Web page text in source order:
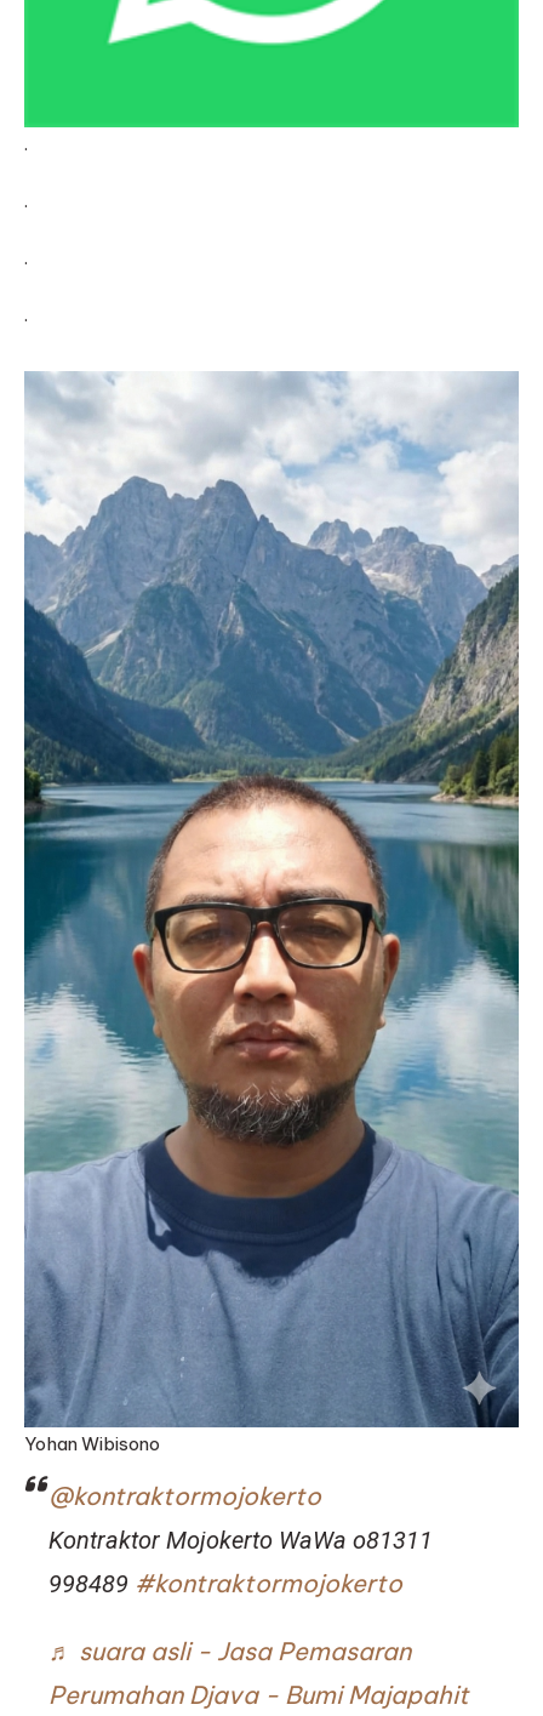
.
.
.
.
Yohan Wibisono
@kontraktormojokerto
Kontraktor Mojokerto WaWa o81311
998489 #kontraktormojokerto
♬ suara asli - Jasa Pemasaran
Perumahan Djava - Bumi Majapahit